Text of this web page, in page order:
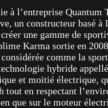
à l’entreprise Quantum
un constructeur basé à
une gamme de
Karma sortie en
comme la
hybride
et moitié électrique,
tout en respectant
que sur le moteur